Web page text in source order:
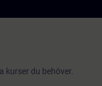
kurser du behöver.